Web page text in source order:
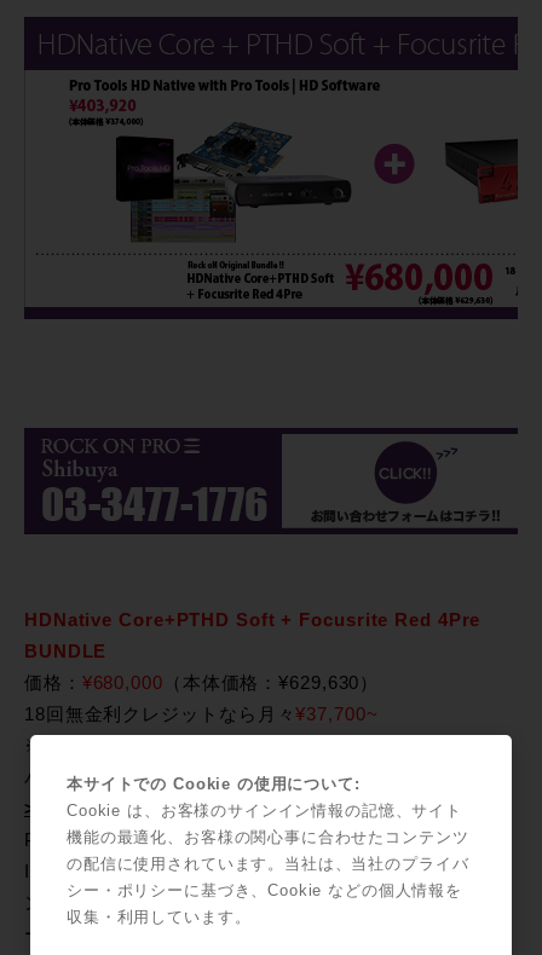
HDNative Core+PTHD Soft + Focusrite Red 4Pre
BUNDLE
価格： ¥680,000 （本体価格：¥629,630）
18回無金利クレジットなら月々¥37,700~
※本バンドルをご購入の方にDigiLinkロック($300)をカ
バーする30000ポイントをプレゼント!!
>>eStoreはこちらから
PT Native Software環境ではレイテンシーを抑えるため
I/O側のダイレクトモニター機能を使用したり、パンチイ
ンの際に元のトラックのレコーディングする部分をミュ
ートするなど、工夫しながらレコーディングをする必要
本サイトでの Cookie の使用について:
Cookie は、お客様のサインイン情報の記憶、サイト
機能の最適化、お客様の関心事に合わせたコンテンツ
の配信に使用されています。当社は、当社のプライバ
シー・ポリシーに基づき、Cookie などの個人情報を
収集・利用しています。